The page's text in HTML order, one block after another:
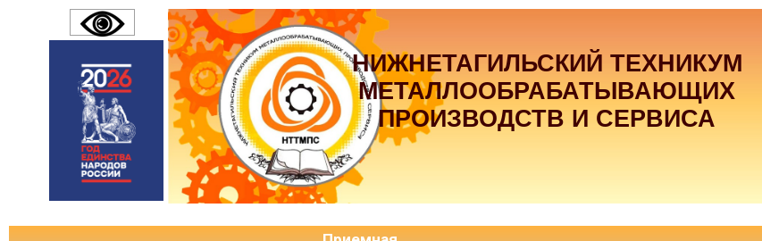
НИЖНЕТАГИЛЬСКИЙ ТЕХНИКУМ
МЕТАЛЛООБРАБАТЫВАЮЩИХ
ПРОИЗВОДСТВ И СЕРВИСА